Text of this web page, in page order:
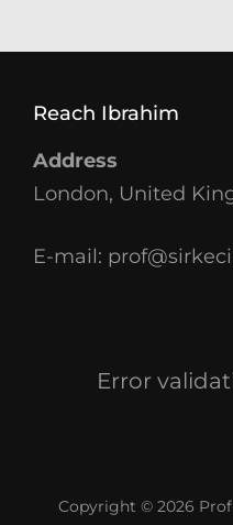
Reach Ibrahim
Address
London, United
E-mail:
Error
Copyright © 2026